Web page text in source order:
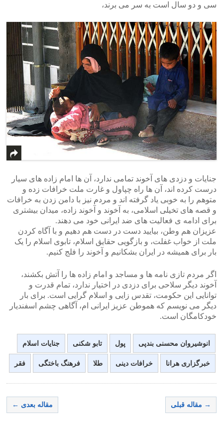
سی و دو سال است به سر می برند،
جنایات و دزدی های آخوند تمامی ندارد، آن ها امام زاده های سیار
درست کرده اند، آن ها راه چپاول و غارت ملت خرافات زده و
متوهم را به خوبی یاد گرفته اند و مردم نیز با دامن زدن به خرافات
و قصه های تخیلی اسلامی، به آخوند و آخوند زاده، میدان بیشتری
برای ادامه ی فعالیت های ضد ایرانی خود می دهند.
عزیزان هم وطن، بیایید دست در دست هم دهیم و با آگاه کردن
ملت از خواب غفلت، و بازگویی حقایق اسلام، تابوی اسلام را یک
بار برای همیشه در ایران بشکانیم و آخوند را فلج کنیم.
اگر مردم تازی نامه ها و مساجد و امام زاده ها را آتش بکشند،
آخوند دیگر سلاحی برای دزدی در اختیار ندارد، تمام قدرت و
توانایی این حکومت، تقدس زایی و اسلام گرایی است. برای بار
دیگر می نویسم که هموطن عزیز ایرانی ام، آگاهی چشم اسفندیار
خودکامگان است.
انوشیروان محسنی بندپی پول تابو شکنی جنایات اسلام
خبرگزاری هرانا خرافات دینی طلا فرهنگ باختگی فقر
→ مقاله قبلی مقاله بعدی ←